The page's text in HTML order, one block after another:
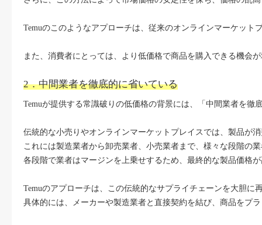
Temuのこのようなアプローチは、従来のオンラインマーケット
また、消費者にとっては、より低価格で商品を購入できる機会
2．中間業者を徹底的に省いている
Temuが提供する常識破りの低価格の背景には、「中間業者を徹
伝統的な小売りやオンラインマーケットプレイスでは、製品が
これには製造業者から卸売業者、小売業者まで、様々な段階の
各段階で業者はマージンを上乗せするため、最終的な製品価格
Temuのアプローチは、この伝統的なサプライチェーンを大胆に
具体的には、メーカーや製造業者と直接契約を結び、商品をプ